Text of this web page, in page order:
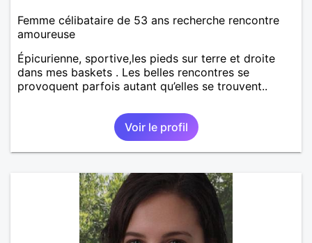
Femme célibataire de 53 ans recherche rencontre
amoureuse
Épicurienne, sportive,les pieds sur terre et droite
dans mes baskets . Les belles rencontres se
provoquent parfois autant qu’elles se trouvent..
Voir le profil